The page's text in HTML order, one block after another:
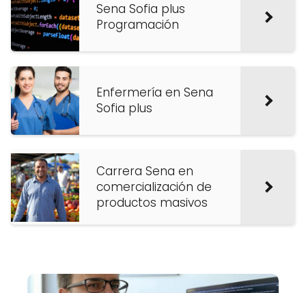
Sena Sofia plus
Programación
Enfermería en Sena
Sofia plus
Carrera Sena en
comercialización de
productos masivos